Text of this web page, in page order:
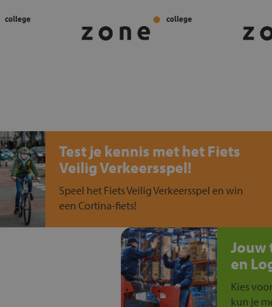
Test je kennis met het Fiets
Veilig Verkeersspel!
Speel het Fiets Veilig Verkeersspel en win
een Cortina-fiets!
Jouw
en
Kies
kun je